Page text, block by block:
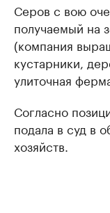
Серов с вою
получаемый на
(компания
кустарники,
улиточная
Согласно
подала в суд в
хозяйств.